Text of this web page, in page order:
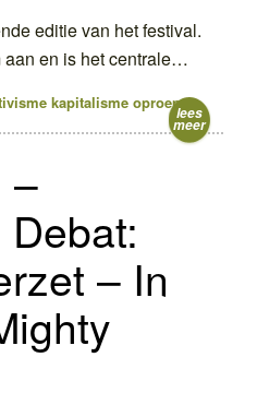
editie van het festival.
aan en is het centrale…
kapitalisme oproep
lees
meer
–
– In